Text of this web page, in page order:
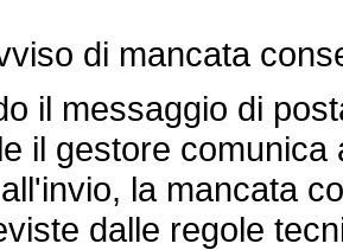
di mancata
il messaggio di
il gestore
la mancata
dalle regole